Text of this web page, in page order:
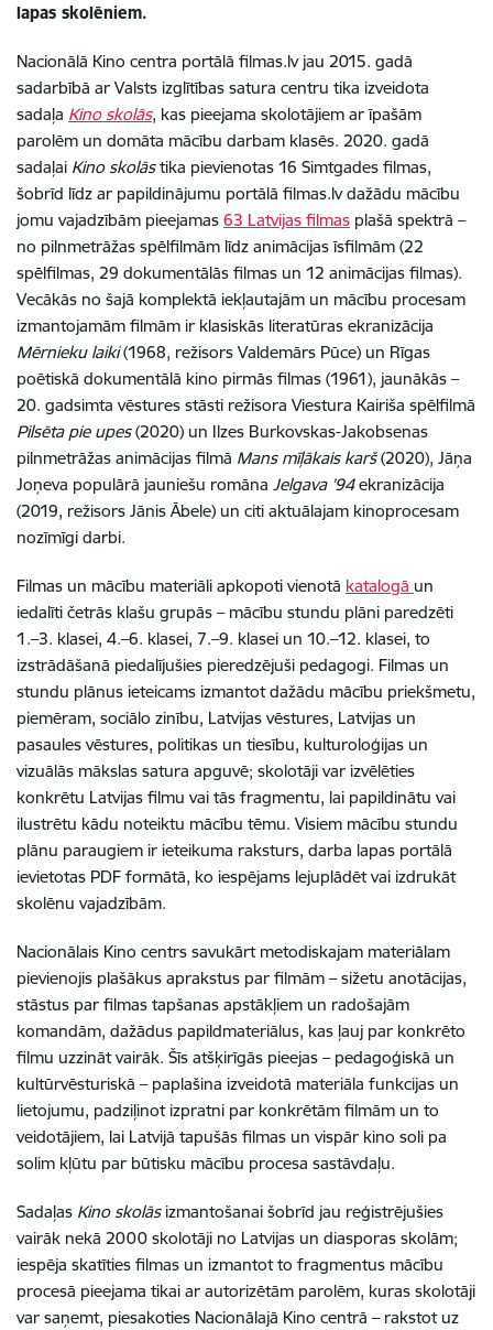
lapas skolēniem.
Nacionālā Kino centra portālā filmas.lv jau 2015. gadā
sadarbībā ar Valsts izglītības satura centru tika izveidota
sadaļa Kino skolās, kas pieejama skolotājiem ar īpašām
parolēm un domāta mācību darbam klasēs. 2020. gadā
sadaļai Kino skolāstika pievienotas 16 Simtgades filmas,
šobrīd līdz ar papildinājumu portālā filmas.lv dažādu mācību
jomu vajadzībām pieejamas 63 Latvijas filmas plašā spektrā –
no pilnmetrāžas spēlfilmām līdz animācijas īsfilmām (22
spēlfilmas, 29 dokumentālās filmas un 12 animācijas filmas).
Vecākās no šajā komplektā iekļautajām un mācību procesam
izmantojamām filmām ir klasiskās literatūras ekranizācija
Mērnieku laiki(1968, režisors Valdemārs Pūce) un Rīgas
poētiskā dokumentālā kino pirmās filmas (1961), jaunākās –
20. gadsimta vēstures stāsti režisora Viestura Kairiša spēlfilmā
Pilsēta pie upes(2020) un Ilzes Burkovskas-Jakobsenas
pilnmetrāžas animācijas filmā Mans mīļākais karš(2020), Jāņa
Joņeva populārā jauniešu romāna Jelgava ’94ekranizācija
(2019, režisors Jānis Ābele) un citi aktuālajam kinoprocesam
nozīmīgi darbi.
Filmas un mācību materiāli apkopoti vienotā katalogā un
iedalīti četrās klašu grupās – mācību stundu plāni paredzēti
1.–3. klasei, 4.–6. klasei, 7.–9. klasei un 10.–12. klasei, to
izstrādāšanā piedalījušies pieredzējuši pedagogi. Filmas un
stundu plānus ieteicams izmantot dažādu mācību priekšmetu,
piemēram, sociālo zinību, Latvijas vēstures, Latvijas un
pasaules vēstures, politikas un tiesību, kulturoloģijas un
vizuālās mākslas satura apguvē; skolotāji var izvēlēties
konkrētu Latvijas filmu vai tās fragmentu, lai papildinātu vai
ilustrētu kādu noteiktu mācību tēmu. Visiem mācību stundu
plānu paraugiem ir ieteikuma raksturs, darba lapas portālā
ievietotas PDF formātā, ko iespējams lejuplādēt vai izdrukāt
skolēnu vajadzībām.
Nacionālais Kino centrs savukārt metodiskajam materiālam
pievienojis plašākus aprakstus par filmām – sižetu anotācijas,
stāstus par filmas tapšanas apstākļiem un radošajām
komandām, dažādus papildmateriālus, kas ļauj par konkrēto
filmu uzzināt vairāk. Šīs atšķirīgās pieejas – pedagoģiskā un
kultūrvēsturiskā – paplašina izveidotā materiāla funkcijas un
lietojumu, padziļinot izpratni par konkrētām filmām un to
veidotājiem, lai Latvijā tapušās filmas un vispār kino soli pa
solim kļūtu par būtisku mācību procesa sastāvdaļu.
Sadaļas Kino skolāsizmantošanai šobrīd jau reģistrējušies
vairāk nekā 2000 skolotāji no Latvijas un diasporas skolām;
iespēja skatīties filmas un izmantot to fragmentus mācību
procesā pieejama tikai ar autorizētām parolēm, kuras skolotāji
var saņemt, piesakoties Nacionālajā Kino centrā – rakstot uz